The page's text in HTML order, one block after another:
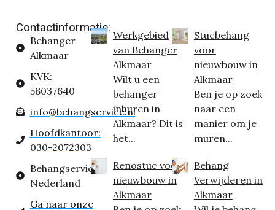
Contactinformatie:
Behanger
Alkmaar
KVK:
58037640
info@behangservice.nl
Hoofdkantoor:
030-2072303
Behangservice
Nederland
Ga naar onze
Werkgebied
van Behanger
Alkmaar
Wilt u een
behanger
inhuren in
Alkmaar? Dit is
het...
Renostuc voor
nieuwbouw in
Alkmaar
Stucbehang
voor
nieuwbouw in
Alkmaar
Ben je op zoek
naar een
manier om je
muren...
Behang
Verwijderen in
Alkmaar